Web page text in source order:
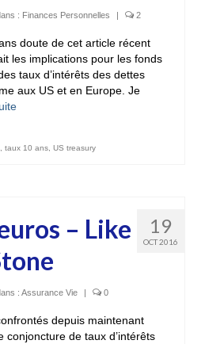
: Finances Personnelles | 2
doute de cet article récent
les implications pour les fonds
taux d’intérêts des dettes
aux US et en Europe. Je
taux 10 ans US treasury
19
OCT 2016
– Like
: Assurance Vie | 0
depuis maintenant
conjoncture de taux d’intérêts